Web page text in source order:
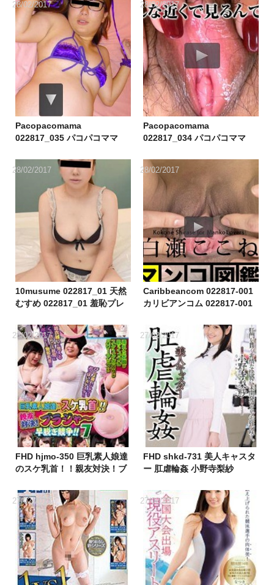
Pacopacomama
022817_035 パコパコママ
る欲求不満な若妻妊婦
28/02/2017
Pacopacomama
022817_034 パコパコママ
51
28/02/2017
10musume 022817_01 天然
むすめ 022817_01 羞恥プレ
書きして
28/02/2017
Caribbeancom 022817-001
カリビアンコム 022817-001
28/02/2017
FHD hjmo-350 巨乳素人娘達
のスケ乳首！！親友対決！ブ
28/02/2017
FHD shkd-731 美人キャスタ
ー 肛虐輪姦 小野寺梨紗
27/02/2017
27/02/2017 27/02/2017